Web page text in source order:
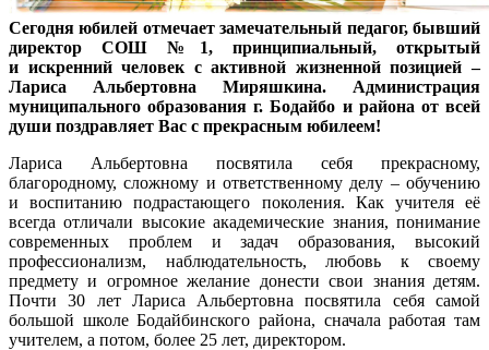
Сегодня юбилей отмечает замечательный педагог, бывший
директор СОШ №1, принципиальный, открытый
и искренний человек с активной жизненной позицией –
Лариса Альбертовна Миряшкина. Администрация
муниципального образования г. Бодайбо и района от всей
души поздравляет Вас с прекрасным юбилеем!
Лариса Альбертовна посвятила себя прекрасному,
благородному, сложному и ответственному делу – обучению
и воспитанию подрастающего поколения. Как учителя её
всегда отличали высокие академические знания, понимание
современных проблем и задач образования, высокий
профессионализм, наблюдательность, любовь к своему
предмету и огромное желание донести свои знания детям.
Почти 30 лет Лариса Альбертовна посвятила себя самой
большой школе Бодайбинского района, сначала работая там
учителем, а потом, более 25 лет, директором.